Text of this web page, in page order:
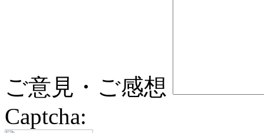
ご意見・ご感想
Captcha: